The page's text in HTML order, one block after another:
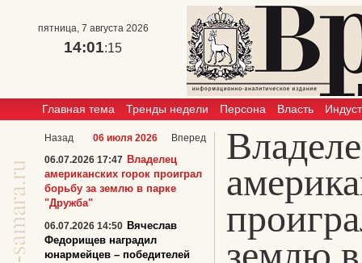
пятница, 7 августа 2026
14:01:15
Главная тема Тренды недели Персона Власть
Назад 06 июля 2026
Вперед
06.07.2026 17:47 Владелец
американских горок проиграл
борьбу за землю в парке
"Дружба"
06.07.2026 14:50 Вячеслав
Федорищев наградил
юнармейцев – победителей